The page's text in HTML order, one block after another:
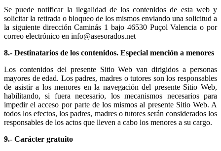
Se puede notificar la ilegalidad de los contenidos de esta web y
solicitar la retirada o bloqueo de los mismos enviando una solicitud a
la siguiente dirección Caminás 1 bajo 46530 Puçol Valencia o por
correo electrónico en info@asesorados.net
8.- Destinatarios de los contenidos. Especial mención a menores
Los contenidos del presente Sitio Web van dirigidos a personas
mayores de edad. Los padres, madres o tutores son los responsables
de asistir a los menores en la navegación del presente Sitio Web,
habilitando, si fuera necesario, los mecanismos necesarios para
impedir el acceso por parte de los mismos al presente Sitio Web. A
todos los efectos, los padres, madres o tutores serán considerados los
responsables de los actos que lleven a cabo los menores a su cargo.
9.- Carácter gratuito